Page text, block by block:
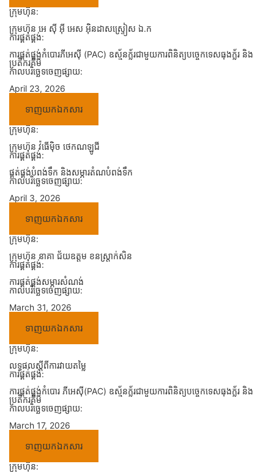
ក្រុមហ៊ុន:
ក្រុមហ៊ុន អេ ស៊ី អ៊ី អេស អ៊ិនដាសស្ទ្រៀស ឯ.ក
ការផ្គត់ផ្គង់:
ការផ្គត់ផ្គង់កំបោរភីអេស៊ី (PAC) ឧស្ម័នក្ល័រជាមួយការពិនិត្យបច្ចេកទេសធុងក្ល័រ និង
ប្រតិករគីមី
កាលបរិច្ឆេទចេញផ្សាយ:
April 23, 2026
ទាញយកឯកសារ
ក្រុមហ៊ុន:
ក្រុមហ៊ុន វ៉ធើម៉ិច ថេកណឡូជី
ការផ្គត់ផ្គង់:
ផ្គត់ផ្គង់បំពង់ទឹក និងសម្ភារតំណបំពង់ទឹក
កាលបរិច្ឆេទចេញផ្សាយ:
April 3, 2026
ទាញយកឯកសារ
ក្រុមហ៊ុន:
ក្រុមហ៊ុន នាគា ជ័យឧត្តម ខនស្ត្រាក់សិន
ការផ្គត់ផ្គង់:
ការផ្គត់ផ្គង់សម្ភារសំណង់
កាលបរិច្ឆេទចេញផ្សាយ:
March 31, 2026
ទាញយកឯកសារ
ក្រុមហ៊ុន:
លទ្ធផលស្តីពីការវាយតម្លៃ
ការផ្គត់ផ្គង់:
ការផ្គត់ផ្គង់កំបោរ ភីអេស៊ី(PAC) ឧស្ម័នក្ល័រជាមួយការពិនិត្យបច្ចេកទេសធុងក្ល័រ និង
ប្រតិករគីមី
កាលបរិច្ឆេទចេញផ្សាយ:
March 17, 2026
ទាញយកឯកសារ
ក្រុមហ៊ុន: